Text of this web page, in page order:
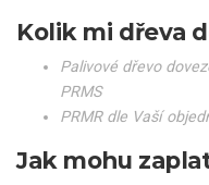
Kolik mi dřeva
Palivové dřevo
PRMS
PRMR dle Vaší
Jak mohu